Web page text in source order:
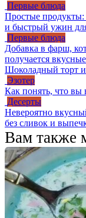
Первые блюда
Простые продукты:
и быстрый ужин
Первые блюда
Добавка в фарш,
получается
Шоколадный торт
Эзотер
Как понять, что вы
Десерты
Невероятно
без сливок и
Вам также